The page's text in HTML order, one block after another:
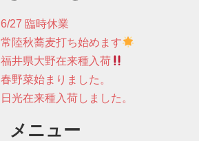
6/27 臨時休業
常陸秋蕎麦打ち始めます
福井県大野在来種入荷
春野菜始まりました。
日光在来種入荷しました。
メニュー